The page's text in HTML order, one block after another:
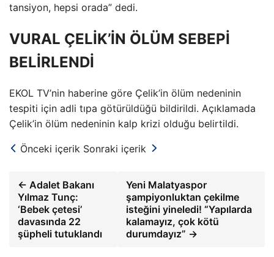
tansiyon, hepsi orada” dedi.
VURAL ÇELİK’İN ÖLÜM SEBEPİ
BELİRLENDİ
EKOL TV’nin haberine göre Çelik’in ölüm nedeninin
tespiti için adli tıpa götürüldüğü bildirildi. Açıklamada
Çelik’in ölüm nedeninin kalp krizi olduğu belirtildi.
Önceki içerik Sonraki içerik
← Adalet Bakanı
Yılmaz Tunç:
‘Bebek çetesi’
davasında 22
şüpheli tutuklandı
Yeni Malatyaspor
şampiyonluktan çekilme
isteğini yineledi! “Yapılarda
kalamayız, çok kötü
durumdayız” →